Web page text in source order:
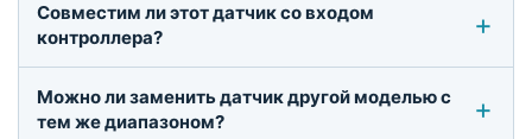
Совместим ли этот датчик со входом
контроллера?
Можно ли заменить датчик другой моделью с
тем же диапазоном?